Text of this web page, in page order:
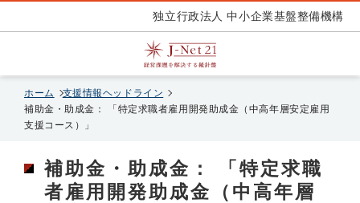
独立行政法人 中小企業基盤整備機構
ホーム
支援情報ヘッドライン
補助金・助成金： 「特定求職者雇用開発助成金（中高年層安定雇用
支援コース）」
補助金・助成金： 「特定求職
者雇用開発助成金（中高年層